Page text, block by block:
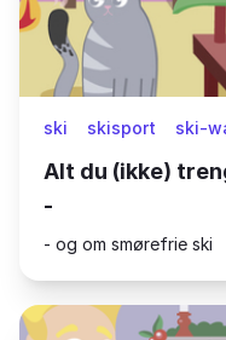
ski skisport ski-
Alt du (ikke)
-
- og om smørefrie ski